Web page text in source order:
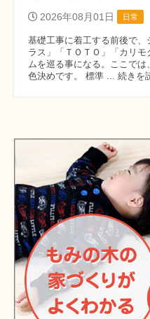
2026年08月01日 日常
基礎工事に着工する前後で
ラス」「ＴＯＴＯ」「カリ
ムを巡る事になる。ここで
色決めです。 標準 ... 続きを